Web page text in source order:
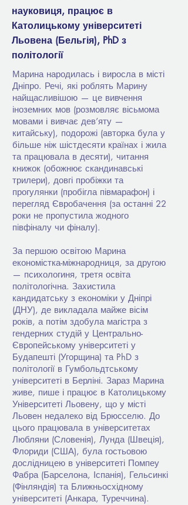
науковиця, працює в
Католицькому університеті
Льовена (Бельгія), PhD з
політології
Марина народилась і виросла в місті
Дніпро. Речі, які роблять Марину
найщасливішою — це вивчення
іноземних мов (розмовляє вісьмома
мовами і вивчає дев’яту —
китайську), подорожі (авторка була у
більше ніж шістдесяти країнах і жила
та працювала в десяти), читання
книжок (обожнює скандинавські
трилери), довгі пробіжки та
прогулянки (пробігла півмарафон) і
перегляд Євробачення (за останні 22
роки не пропустила жодного
півфіналу чи фіналу).
За першою освітою Марина
економістка-міжнародниця, за другою
— психологиня, третя освіта
політологічна. Захистила
кандидатську з економіки у Дніпрі
(ДНУ), де викладала майже вісім
років, а потім здобула магістра з
гендерних студій у Центрально-
Європейському університеті у
Будапешті (Угорщина) та PhD з
політології в Гумбольдтському
університеті в Берліні. Зараз Марина
живе, пише і працює в Католицькому
Університеті Льовену, що у місті
Льовен недалеко від Брюсселю. До
цього працювала в університетах
Любляни (Словенія), Лунда (Швеція),
Флориди (США), була гостьовою
дослідницею в університеті Помпеу
Фабра (Барселона, Іспанія), Гельсинкі
(Фінляндія) та Ближньосхідному
університеті (Анкара, Туреччина).